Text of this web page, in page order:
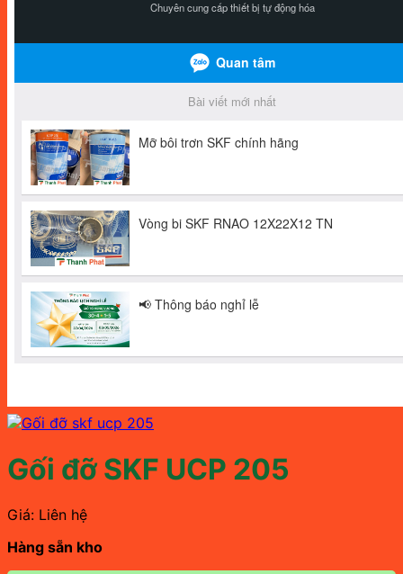
Gối đỡ SKF UCP 205
Giá: Liên hệ
Hàng sẵn kho